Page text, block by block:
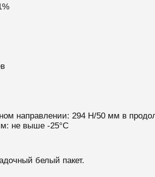
направлении: 294 Н/50 мм в
не выше -25°C
белый пакет.